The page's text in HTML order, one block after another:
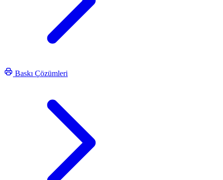
Baskı Çözümleri